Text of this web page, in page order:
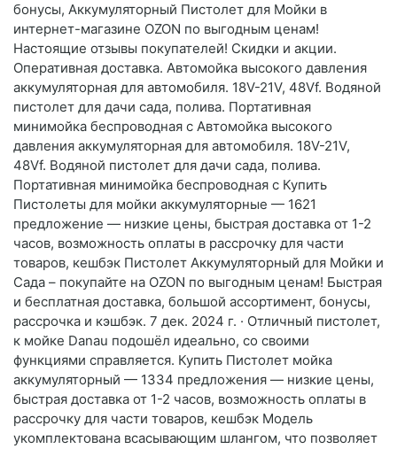
бонусы, Аккумуляторный Пистолет для Мойки в
интернет-магазине OZON по выгодным ценам!
Настоящие отзывы покупателей! Скидки и акции.
Оперативная доставка. Автомойка высокого давления
аккумуляторная для автомобиля. 18V-21V, 48Vf. Водяной
пистолет для дачи сада, полива. Портативная
минимойка беспроводная с Автомойка высокого
давления аккумуляторная для автомобиля. 18V-21V,
48Vf. Водяной пистолет для дачи сада, полива.
Портативная минимойка беспроводная с Купить
Пистолеты для мойки аккумуляторные — 1621
предложение — низкие цены, быстрая доставка от 1-2
часов, возможность оплаты в рассрочку для части
товаров, кешбэк Пистолет Аккумуляторный для Мойки и
Сада – покупайте на OZON по выгодным ценам! Быстрая
и бесплатная доставка, большой ассортимент, бонусы,
рассрочка и кэшбэк. 7 дек. 2024 г. · Отличный пистолет,
к мойке Danau подошёл идеально, со своими
функциями справляется. Купить Пистолет мойка
аккумуляторный — 1334 предложения — низкие цены,
быстрая доставка от 1-2 часов, возможность оплаты в
рассрочку для части товаров, кешбэк Модель
укомплектована всасывающим шлангом, что позволяет